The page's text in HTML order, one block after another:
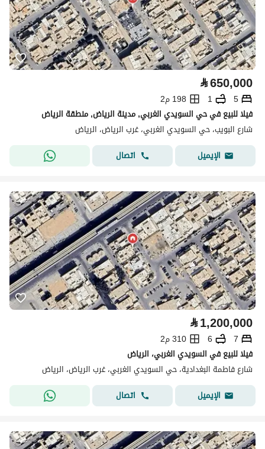
⃁650,000
5
1
198 م2
فيلا للبيع في حي السويدي الغربي, مدينة الرياض, منطقة الرياض
شارع البويب، حي السويدي الغربي، غرب الرياض، الرياض
الإيميل
اتصال
⃁1,200,000
7
6
310 م2
فيلا للبيع في السويدي الغربي، الرياض
شارع فاطمة البغدادية، حي السويدي الغربي، غرب الرياض، الرياض
الإيميل
اتصال